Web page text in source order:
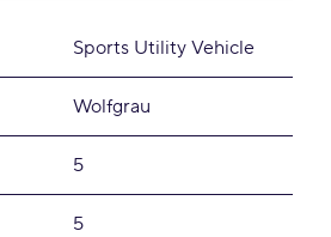
Sports Utility Vehicle
Wolfgrau
5
5